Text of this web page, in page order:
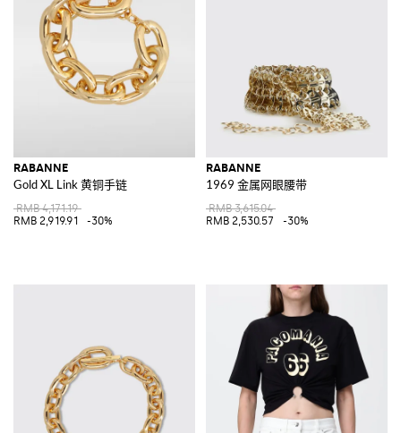
RABANNE
Gold XL Link 黄铜手链
RMB 4,171.19
RMB 2,919.91
-30%
RABANNE
1969 金属网眼腰带
RMB 3,615.04
RMB 2,530.57
-30%